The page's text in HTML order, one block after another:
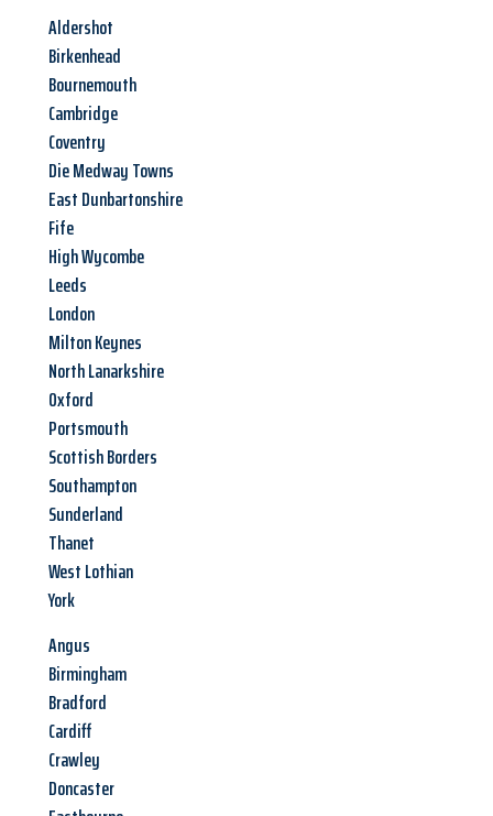
Aldershot
Birkenhead
Bournemouth
Cambridge
Coventry
Die Medway Towns
East Dunbartonshire
Fife
High Wycombe
Leeds
London
Milton Keynes
North Lanarkshire
Oxford
Portsmouth
Scottish Borders
Southampton
Sunderland
Thanet
West Lothian
York
Angus
Birmingham
Bradford
Cardiff
Crawley
Doncaster